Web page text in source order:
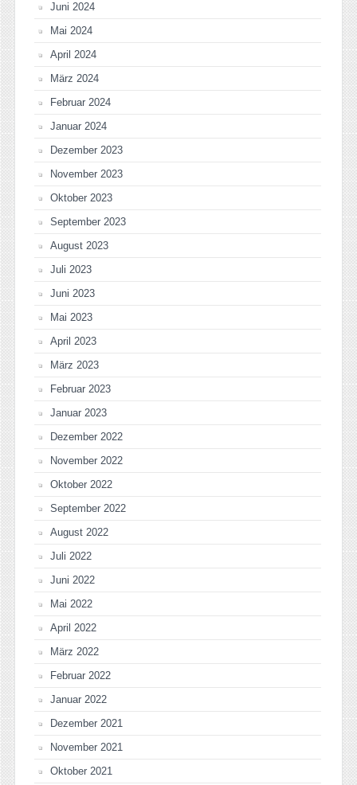
Juni 2024
Mai 2024
April 2024
März 2024
Februar 2024
Januar 2024
Dezember 2023
November 2023
Oktober 2023
September 2023
August 2023
Juli 2023
Juni 2023
Mai 2023
April 2023
März 2023
Februar 2023
Januar 2023
Dezember 2022
November 2022
Oktober 2022
September 2022
August 2022
Juli 2022
Juni 2022
Mai 2022
April 2022
März 2022
Februar 2022
Januar 2022
Dezember 2021
November 2021
Oktober 2021